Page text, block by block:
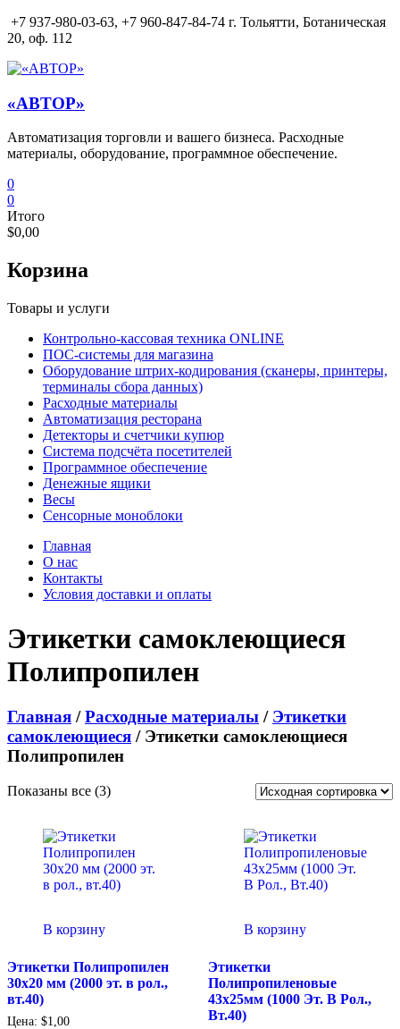
Перейти
к
+7 937-980-03-63, +7 960-847-84-74 г. Тольятти, Ботаническая
20, оф. 112
«АВТОР»
Автоматизация торговли и вашего бизнеса. Расходные
материалы, оборудование, программное обеспечение.
0
0
Итого
$0,00
Корзина
Товары и услуги
Контрольно-кассовая техника ONLINE
ПОС-системы для магазина
Оборудование штрих-кодирования (сканеры, принтеры,
терминалы сбора данных)
Расходные материалы
Автоматизация ресторана
Детекторы и счетчики купюр
Система подсчёта посетителей
Программное обеспечение
Денежные ящики
Весы
Сенсорные моноблоки
Главная
О нас
Контакты
Условия доставки и оплаты
Этикетки самоклеющиеся
Полипропилен
Главная /Расходные материалы / Этикетки
самоклеющиеся / Этикетки самоклеющиеся
Полипропилен
Показаны все (3)
В корзину
Этикетки Полипропилен
30х20 мм (2000 эт. в рол.,
вт.40)
Цена: $1,00
В корзину
Этикетки
Полипропиленовые
43х25мм (1000 Эт. В Рол.,
Вт.40)